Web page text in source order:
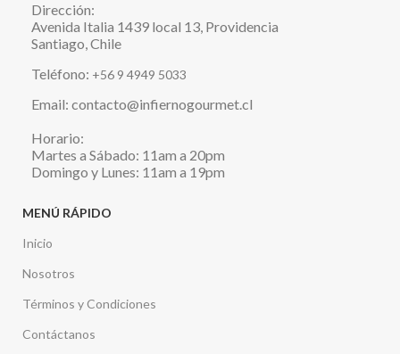
Dirección:
Avenida Italia 1439 local 13, Providencia
Santiago, Chile
Teléfono: +56 9 4949 5033
Email: contacto@infiernogourmet.cl
Horario:
Martes a Sábado: 11am a 20pm
Domingo y Lunes: 11am a 19pm
MENÚ RÁPIDO
Inicio
Nosotros
Términos y Condiciones
Contáctanos